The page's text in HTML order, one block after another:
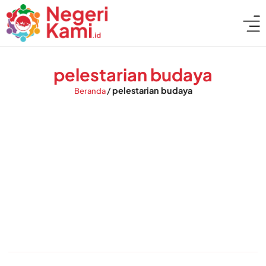
pelestarian budaya
Beranda/pelestarian budaya